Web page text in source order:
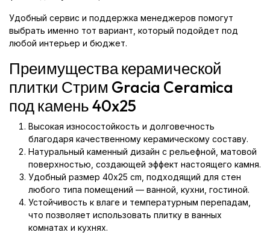
Удобный сервис и поддержка менеджеров помогут
выбрать именно тот вариант, который подойдет под
любой интерьер и бюджет.
Преимущества керамической
плитки Стрим Gracia Ceramica
под камень 40x25
Высокая износостойкость и долговечность
благодаря качественному керамическому составу.
Натуральный каменный дизайн с рельефной, матовой
поверхностью, создающей эффект настоящего камня.
Удобный размер 40x25 cm, подходящий для стен
любого типа помещений — ванной, кухни, гостиной.
Устойчивость к влаге и температурным перепадам,
что позволяет использовать плитку в ванных
комнатах и кухнях.